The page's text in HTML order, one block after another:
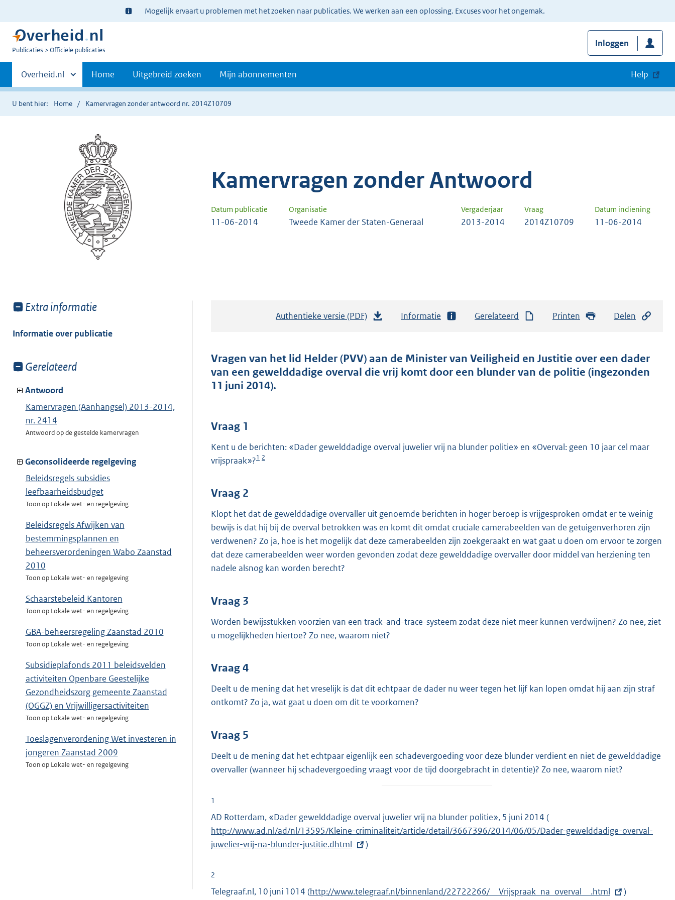
Ter
informatie:
Mogelijk ervaart u problemen met het zoeken naar publicaties. We werken aan een oplossing. Excuses voor het ongemak.
U
Publicaties Officiële publicaties
Inloggen
Primaire
navigatie
Andere
sites
binnen
Overheid.nl Home Uitgebreid zoeken Mijn abonnementen Help
U bent hier: Home Kamervragen zonder antwoord nr. 2014Z10709
Kamervragen zonder Antwoord
Datum publicatie Organisatie Vergaderjaar Vraag Datum indiening
11-06-2014 Tweede Kamer der Staten-Generaal 2013-2014 2014Z10709 11-06-2014
Toon
van:
Extra informatie
Informatie over publicatie
Toon
van:
Gerelateerd
Antwoord
Kamervragen (Aanhangsel) 2013-2014,
nr. 2414
Antwoord op de gestelde kamervragen
Geconsolideerde regelgeving
Beleidsregels subsidies
leefbaarheidsbudget
Toon op Lokale wet- en regelgeving
Beleidsregels Afwijken van
bestemmingsplannen en
beheersverordeningen Wabo Zaanstad
2010
Toon op Lokale wet- en regelgeving
Schaarstebeleid Kantoren
Toon op Lokale wet- en regelgeving
GBA-beheersregeling Zaanstad 2010
Toon op Lokale wet- en regelgeving
Subsidieplafonds 2011 beleidsvelden
activiteiten Openbare Geestelijke
Gezondheidszorg gemeente Zaanstad
(OGGZ) en Vrijwilligersactiviteiten
Toon op Lokale wet- en regelgeving
Toeslagenverordening Wet investeren in
jongeren Zaanstad 2009
Toon op Lokale wet- en regelgeving
Authentieke versie (PDF)
t
a
o
:
3
6
K
Informatie Gerelateerd Printen Delen
Vragen van het lid Helder (PVV) aan de Minister van Veiligheid en Justitie over een dader
van een gewelddadige overval die vrij komt door een blunder van de politie (ingezonden
11 juni 2014).
Vraag 1
Kent u de berichten: «Dader gewelddadige overval juwelier vrij na blunder politie» en «Overval: geen 10 jaar cel maar
vrijspraak»?1 2
Vraag 2
Klopt het dat de gewelddadige overvaller uit genoemde berichten in hoger beroep is vrijgesproken omdat er te weinig
bewijs is dat hij bij de overval betrokken was en komt dit omdat cruciale camerabeelden van de getuigenverhoren zijn
verdwenen? Zo ja, hoe is het mogelijk dat deze camerabeelden zijn zoekgeraakt en wat gaat u doen om ervoor te zorgen
dat deze camerabeelden weer worden gevonden zodat deze gewelddadige overvaller door middel van herziening ten
nadele alsnog kan worden berecht?
Vraag 3
Worden bewijsstukken voorzien van een track-and-trace-systeem zodat deze niet meer kunnen verdwijnen? Zo nee, ziet
u mogelijkheden hiertoe? Zo nee, waarom niet?
Vraag 4
Deelt u de mening dat het vreselijk is dat dit echtpaar de dader nu weer tegen het lijf kan lopen omdat hij aan zijn straf
ontkomt? Zo ja, wat gaat u doen om dit te voorkomen?
Vraag 5
Deelt u de mening dat het echtpaar eigenlijk een schadevergoeding voor deze blunder verdient en niet de gewelddadige
overvaller (wanneer hij schadevergoeding vraagt voor de tijd doorgebracht in detentie)? Zo nee, waarom niet?
1
AD Rotterdam, «Dader gewelddadige overval juwelier vrij na blunder politie», 5 juni 2014 (
x
http://www.ad.nl/ad/nl/13595/Kleine-criminaliteit/article/detail/3667396/2014/06/05/Dader-gewelddadige-overval-
juwelier-vrij-na-blunder-justitie.dhtml
)
2
Telegraaf.nl, 10 juni 1014 (E
http://www.telegraaf.nl/binnenland/22722266/__Vrijspraak_na_overval__.html )